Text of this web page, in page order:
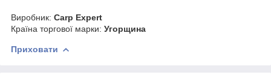
Виробник: Carp Expert
Країна торгової марки: Угорщина
Приховати